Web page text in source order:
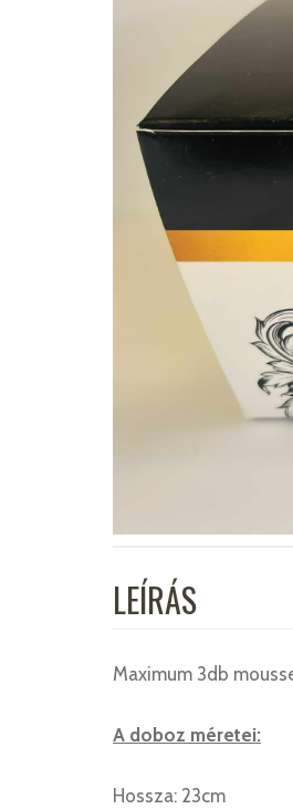
LEÍRÁS
Maximum 3db
A doboz méretei:
Hossza: 23cm